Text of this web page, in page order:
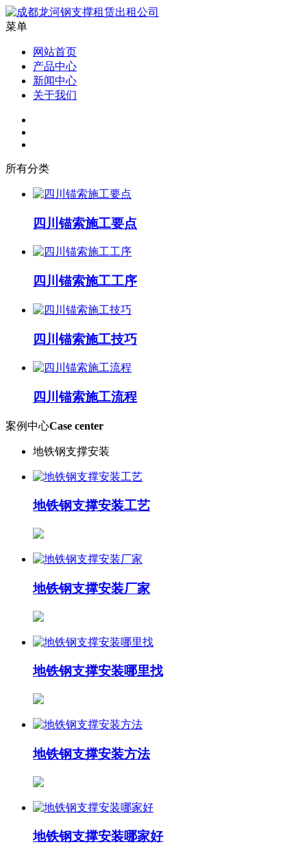
菜单
网站首页
产品中心
新闻中心
关于我们
所有分类
四川锚索施工要点
四川锚索施工工序
四川锚索施工技巧
四川锚索施工流程
案例中心Case center
地铁钢支撑安装
地铁钢支撑安装工艺
地铁钢支撑安装厂家
地铁钢支撑安装哪里找
地铁钢支撑安装方法
地铁钢支撑安装哪家好